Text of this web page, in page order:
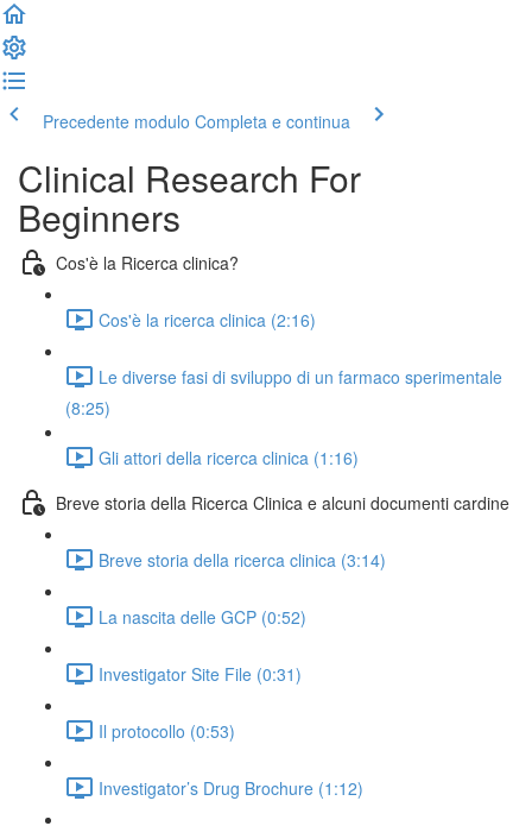
Precedente modulo Completa e continua
Clinical Research For
Beginners
Cos'è la Ricerca clinica?
Cos'è la ricerca clinica (2:16)
Le diverse fasi di sviluppo di un farmaco sperimentale
(8:25)
Gli attori della ricerca clinica (1:16)
Breve storia della Ricerca Clinica e alcuni documenti cardine
Breve storia della ricerca clinica (3:14)
La nascita delle GCP (0:52)
Investigator Site File (0:31)
Il protocollo (0:53)
Investigator’s Drug Brochure (1:12)